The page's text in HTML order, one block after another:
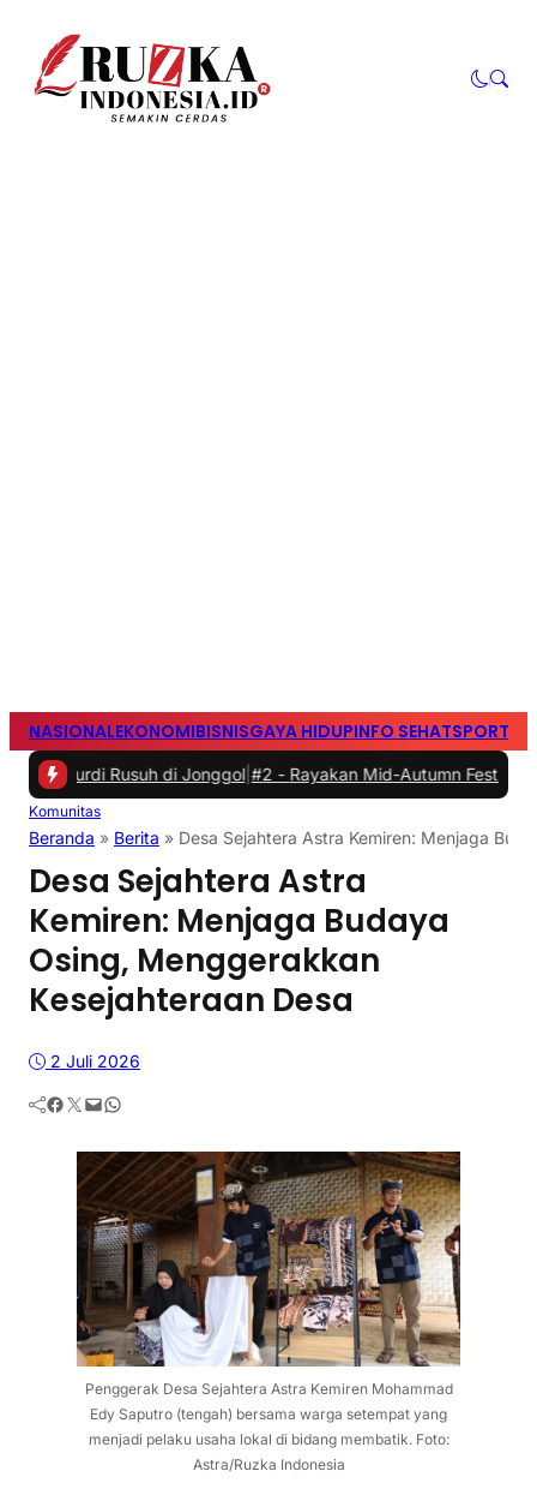
NASIONALEKONOMIBISNISGAYA HIDUPINFO SEHATSPORTS
Rusuh di Jonggol|#2 -Rayakan Mid-Autumn Festival dengan
Komunitas
Beranda » Berita » Desa Sejahtera Astra Kemiren: Menjaga
Desa Sejahtera Astra
Kemiren: Menjaga Budaya
Osing, Menggerakkan
Kesejahteraan Desa
2 Juli 2026
Facebook Twitter Mail WhatsApp
Penggerak Desa Sejahtera Astra Kemiren Mohammad
Edy Saputro (tengah) bersama warga setempat yang
menjadi pelaku usaha lokal di bidang membatik. Foto:
Astra/Ruzka Indonesia